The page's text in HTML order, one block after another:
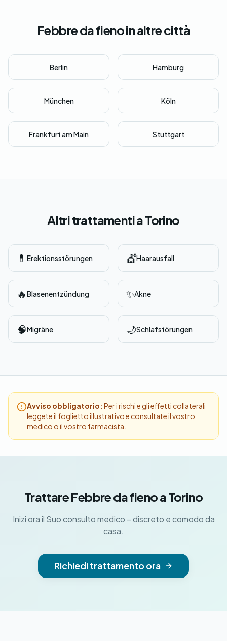
Febbre da fieno in altre città
Berlin Hamburg
München Köln
Frankfurt am Main Stuttgart
Altri trattamenti a Torino
💊 Erektionsstörungen 💇Haarausfall
🔥Blasenentzündung ✨Akne
🧠Migräne 🌙Schlafstörungen
Avviso obbligatorio: Per i rischi e gli effetti collaterali
leggete il foglietto illustrativo e consultate il vostro
medico o il vostro farmacista.
Trattare Febbre da fieno a Torino
Inizi ora il Suo consulto medico – discreto e comodo da
casa.
Richiedi trattamento ora